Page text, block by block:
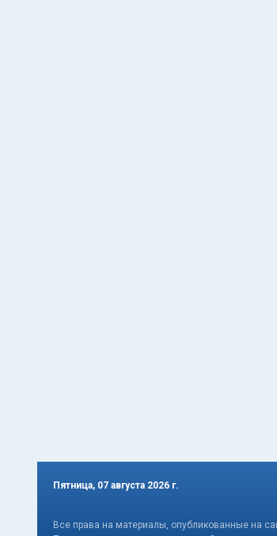
Пятница, 07 августа 2026 г.
Все права на материалы, опубликованные на